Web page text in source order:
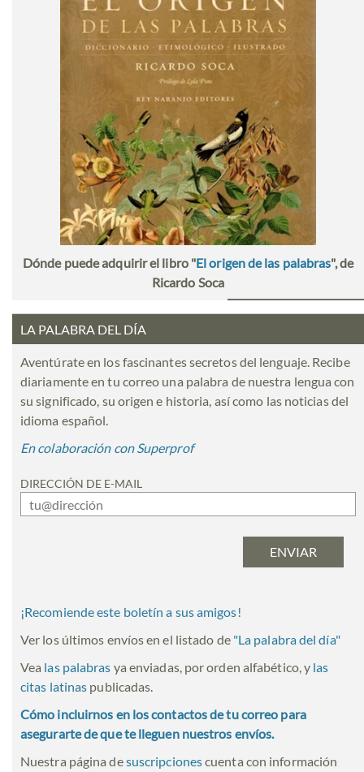
Dónde puede adquirir el libro "El origen de las palabras", de
Ricardo Soca
LA PALABRA DEL DÍA
Aventúrate en los fascinantes secretos del lenguaje. Recibe
diariamente en tu correo una palabra de nuestra lengua con
su significado, su origen e historia, así como las noticias del
idioma español.
En colaboración con Superprof
DIRECCIÓN DE E-MAIL
¡Recomiende este boletín a sus amigos!
Ver los últimos envíos en el listado de "La palabra del día"
Vea las palabras ya enviadas, por orden alfabético, y las
citas latinas publicadas.
Cómo incluirnos en los contactos de tu correo para
asegurarte de que te lleguen nuestros envíos.
Nuestra página desuscripcionescuenta con información